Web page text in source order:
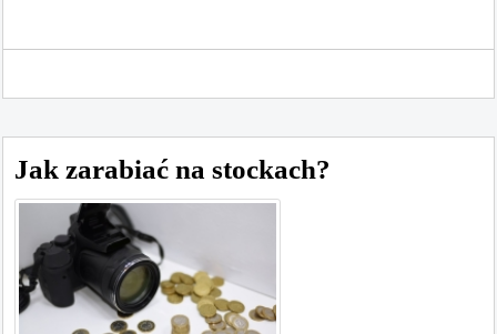
Jak zarabiać na stockach?